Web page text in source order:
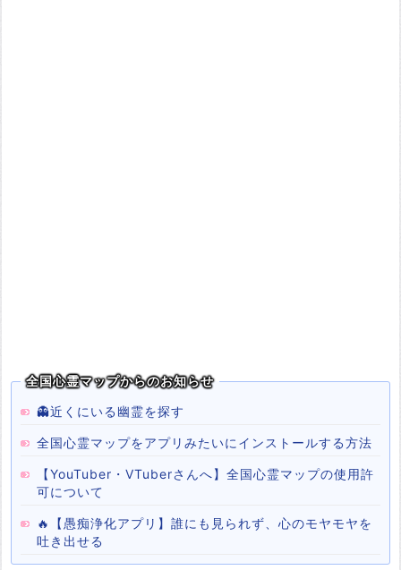
全国心霊マップからのお知らせ
👻近くにいる幽霊を探す
全国心霊マップをアプリみたいにインストールする方法
【YouTuber・VTuberさんへ】全国心霊マップの使用許
可について
🔥【愚痴浄化アプリ】誰にも見られず、心のモヤモヤを
吐き出せる